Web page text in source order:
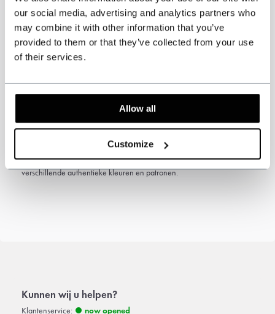
our social media, advertising and analytics partners who
may combine it with other information that you’ve
provided to them or that they’ve collected from your use
of their services.
Allow all
Customize
Specificaties
Driedelig jack, gilet en broek.
3-delig tweed pak Blue Estate Herringbone
Geïnspireerd door de Peaky Blinders
Kleur: Blauw
De pakken uit de collectie van Shelby Brothers zijn verkrijgbaar in
verschillende authentieke kleuren en patronen.
Kunnen wij u helpen?
Klantenservice: now opened